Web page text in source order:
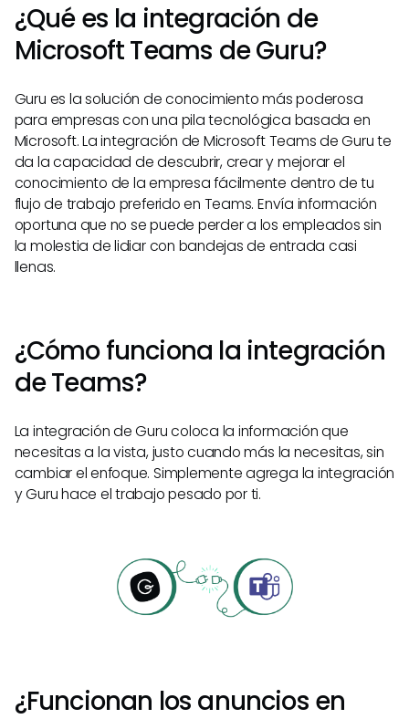
¿Qué es la integración de
Microsoft Teams de Guru?
Guru es la solución de conocimiento más poderosa
para empresas con una pila tecnológica basada en
Microsoft. La integración de Microsoft Teams de Guru te
da la capacidad de descubrir, crear y mejorar el
conocimiento de la empresa fácilmente dentro de tu
flujo de trabajo preferido en Teams. Envía información
oportuna que no se puede perder a los empleados sin
la molestia de lidiar con bandejas de entrada casi
llenas.
¿Cómo funciona la integración
de Teams?
La integración de Guru coloca la información que
necesitas a la vista, justo cuando más la necesitas, sin
cambiar el enfoque. Simplemente agrega la integración
y Guru hace el trabajo pesado por ti.
¿Funcionan los anuncios en